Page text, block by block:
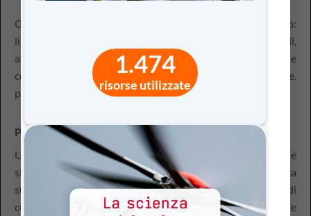
1.474
risorse utilizzate
Ogni grado di scuola può trovare lo strumento adatto:
linguaggi calibrati sul target di riferimento, format digitali,
approfondimenti e attività per interiorizzare temi anche
complessi, attività laboratoriali, individuali o cooperative,
per finalizzare l’insegnamento.
Parliamo diCittadinanza Digitale
Uno dei percorsi più complessi da affrontare con le classi è
sicuramente quello di Cittadinanza Digitale che si focalizza
sull’uso consapevole e responsabile dei mezzi di
comunicazione digitali, navigazione sicura in rete e